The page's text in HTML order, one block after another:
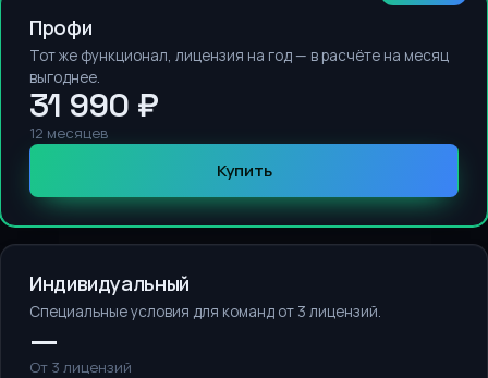
Профи
Тот же функционал, лицензия на год — в расчёте на месяц
выгоднее.
31 990 ₽
12 месяцев
Купить
Индивидуальный
Специальные условия для команд от 3 лицензий.
—
От 3 лицензий